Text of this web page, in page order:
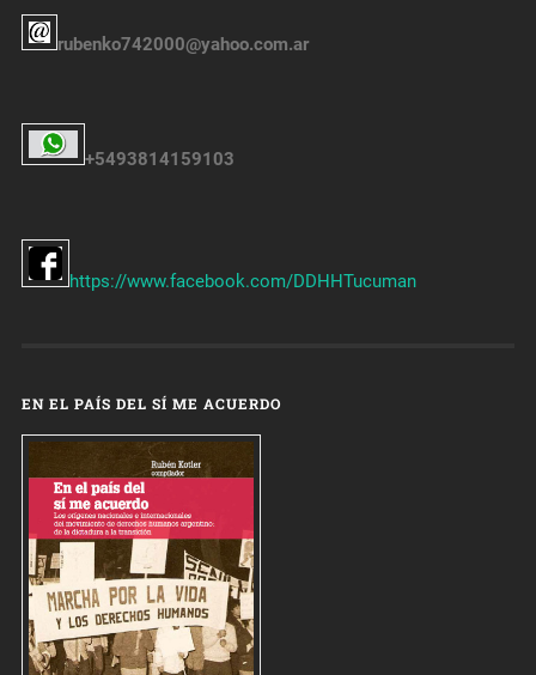
rubenko742000@yahoo.com.ar
+5493814159103
https://www.facebook.com/DDHHTucuman
EN EL PAÍS DEL SÍ ME ACUERDO